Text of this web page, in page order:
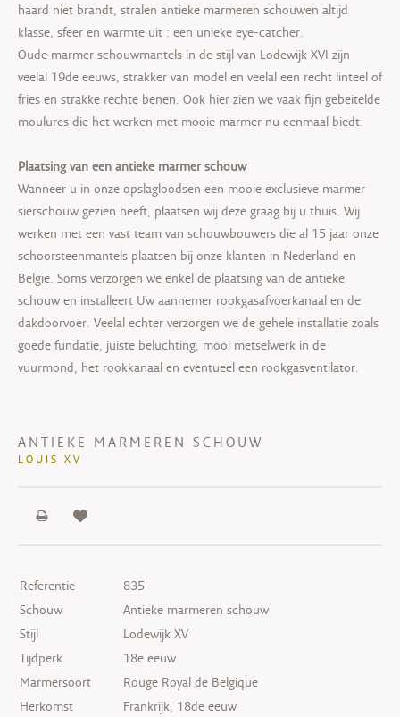
haard niet brandt, stralen antieke marmeren schouwen altijd
klasse, sfeer en warmte uit : een unieke eye-catcher.
Oude marmer schouwmantels in de stijl van Lodewijk XVI zijn
veelal 19de eeuws, strakker van model en veelal een recht linteel of
fries en strakke rechte benen. Ook hier zien we vaak fijn gebeitelde
moulures die het werken met mooie marmer nu eenmaal biedt.
Plaatsing van een antieke marmer schouw
Wanneer u in onze opslagloodsen een mooie exclusieve marmer
sierschouw gezien heeft, plaatsen wij deze graag bij u thuis. Wij
werken met een vast team van schouwbouwers die al 15 jaar onze
schoorsteenmantels plaatsen bij onze klanten in Nederland en
Belgie. Soms verzorgen we enkel de plaatsing van de antieke
schouw en installeert Uw aannemer rookgasafvoerkanaal en de
dakdoorvoer. Veelal echter verzorgen we de gehele installatie zoals
goede fundatie, juiste beluchting, mooi metselwerk in de
vuurmond, het rookkanaal en eventueel een rookgasventilator.
ANTIEKE MARMEREN SCHOUW
LOUIS XV
Referentie
835
Schouw
Antieke marmeren schouw
Stijl
Lodewijk XV
Tijdperk
18e eeuw
Marmersoort
Rouge Royal de Belgique
Herkomst
Frankrijk, 18de eeuw